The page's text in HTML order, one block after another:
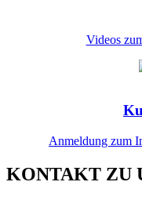
Videos
Anmeldung zum
KONTAKT ZU